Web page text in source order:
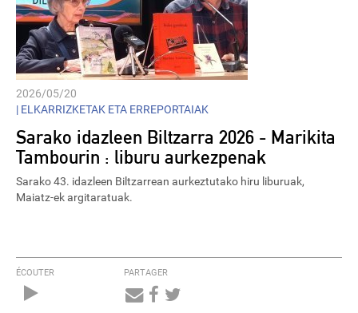
2026/05/20
| ELKARRIZKETAK ETA ERREPORTAIAK
Sarako idazleen Biltzarra 2026 - Marikita
Tambourin : liburu aurkezpenak
Sarako 43. idazleen Biltzarrean aurkeztutako hiru liburuak,
Maiatz-ek argitaratuak.
ÉCOUTER PARTAGER